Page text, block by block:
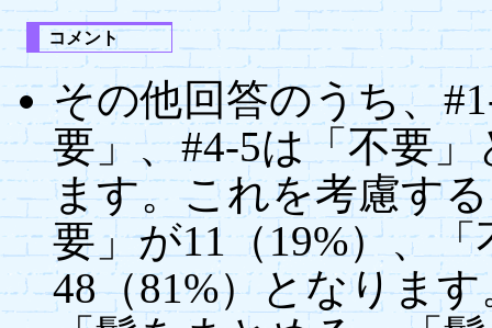
コメント
その他回答のうち、
要」、#4-5は「不要
ます。これを考慮す
要」が11（19%）、
48（81%）となります